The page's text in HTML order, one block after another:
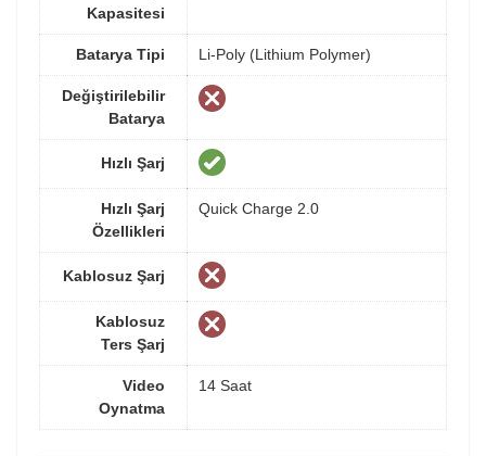
Kapasitesi
Batarya Tipi Li-Poly (Lithium Polymer)
Değiştirilebilir
Batarya
Hızlı Şarj
Hızlı Şarj
Özellikleri
Quick Charge 2.0
Kablosuz Şarj
Kablosuz
Ters Şarj
Video
Oynatma
14 Saat